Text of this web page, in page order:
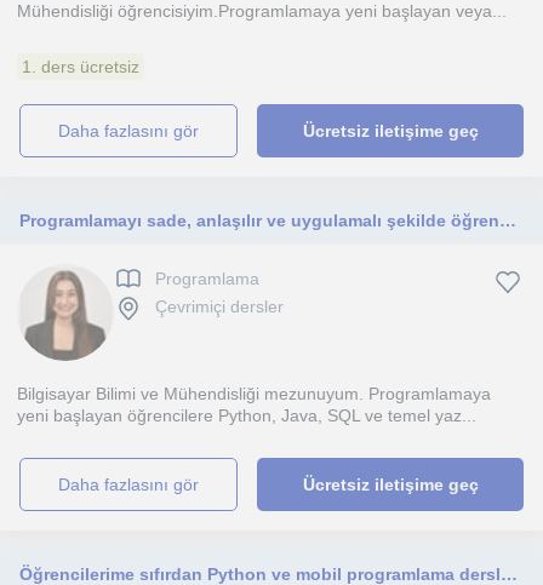
Mühendisliği öğrencisiyim.Programlamaya yeni başlayan veya...
1. ders ücretsiz
daha fazlasını gör Ücretsiz iletişime geç
Programlamayı sade, anlaşılır ve uygulamalı şekilde öğrenmek isteyenlere yardımcı oluyorum.
Programlama
Çevrimiçi dersler
Bilgisayar Bilimi ve Mühendisliği mezunuyum. Programlamaya
yeni başlayan öğrencilere Python, Java, SQL ve temel yaz...
daha fazlasını gör Ücretsiz iletişime geç
Öğrencilerime sıfırdan Python ve mobil programlama dersleri sunan, teknik projeleriyle öne çıkan donanımlı bir eğitmenim.